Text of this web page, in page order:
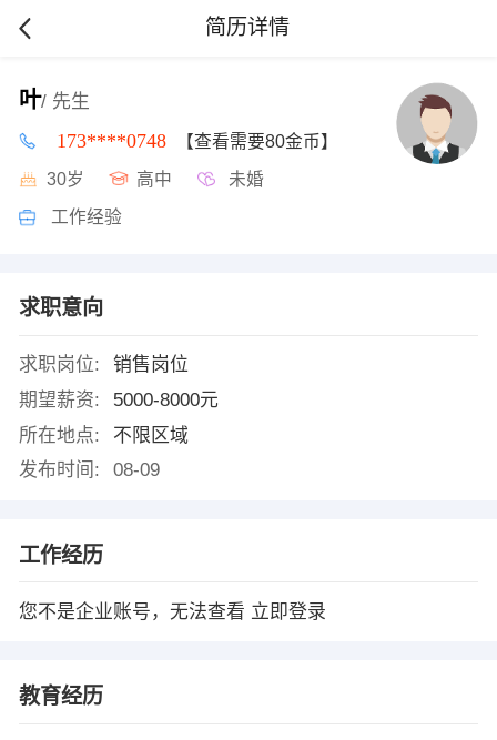
简历详情
叶/ 先生
173****0748 【查看需要80金币】
30岁 高中 未婚
工作经验
求职意向
求职岗位:
销售岗位
期望薪资:
5000-8000元
所在地点:
不限区域
发布时间:
08-09
工作经历
您不是企业账号，无法查看 立即登录
教育经历